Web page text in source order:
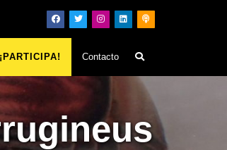
¡PARTICIPA! Contacto